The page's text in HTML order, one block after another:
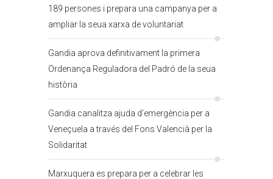
189 persones i prepara una campanya per a
ampliar la seua xarxa de voluntariat
Gandia aprova definitivament la primera
Ordenança Reguladora del Padró de la seua
història
Gandia canalitza ajuda d’emergència per a
Veneçuela a través del Fons Valencià per la
Solidaritat
Marxuquera es prepara per a celebrar les